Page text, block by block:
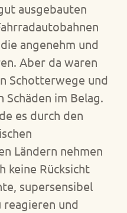
ausgebauten
angenehm und
Aber da waren
Schotterwege und
im Belag.
es durch den
Ländern nehmen
keine Rücksicht
supersensibel
reagieren und